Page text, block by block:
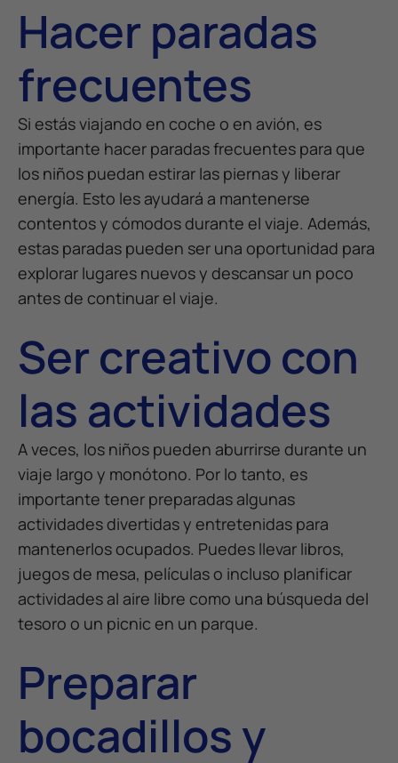
Hacer paradas
frecuentes
Si estás viajando en coche o en avión, es
importante hacer paradas frecuentes para que
los niños puedan estirar las piernas y liberar
energía. Esto les ayudará a mantenerse
contentos y cómodos durante el viaje. Además,
estas paradas pueden ser una oportunidad para
explorar lugares nuevos y descansar un poco
antes de continuar el viaje.
Ser creativo con
las actividades
A veces, los niños pueden aburrirse durante un
viaje largo y monótono. Por lo tanto, es
importante tener preparadas algunas
actividades divertidas y entretenidas para
mantenerlos ocupados. Puedes llevar libros,
juegos de mesa, películas o incluso planificar
actividades al aire libre como una búsqueda del
tesoro o un picnic en un parque.
Preparar
bocadillos y